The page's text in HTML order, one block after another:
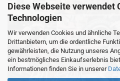
Diese Webseite verwendet
Technologien
Wir verwenden Cookies und ähnliche
Drittanbietern, um die ordentliche
gewährleisten, die Nutzung unseres
ein bestmögliches Einkaufserlebnis
Informationen finden Sie in unserer